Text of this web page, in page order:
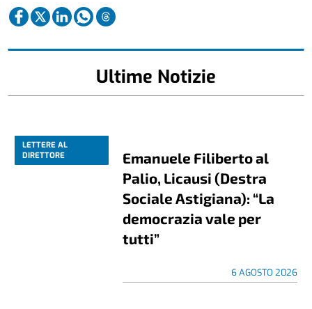
Ultime Notizie
LETTERE AL
DIRETTORE
Emanuele Filiberto al
Palio, Licausi (Destra
Sociale Astigiana): “La
democrazia vale per
tutti”
6 AGOSTO 2026